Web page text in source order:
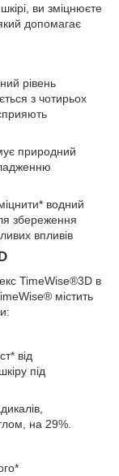
ви зміцнюєте
допомагає
рівень
з чотирьох
природний
водний
збереження
впливів
TimeWise®3D в
містить
від
під
на 29%.